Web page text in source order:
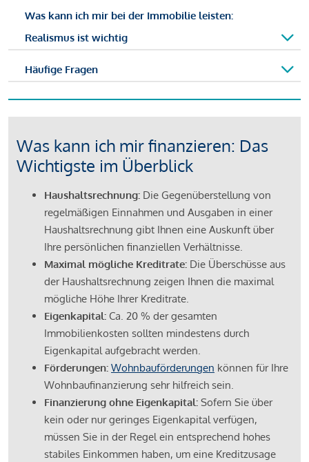
Was kann ich mir bei der Immobilie leisten:
Realismus ist wichtig
Häufige Fragen
Was kann ich mir finanzieren: Das
Wichtigste im Überblick
Haushaltsrechnung: Die Gegenüberstellung von
regelmäßigen Einnahmen und Ausgaben in einer
Haushaltsrechnung gibt Ihnen eine Auskunft über
Ihre persönlichen finanziellen Verhältnisse.
Maximal mögliche Kreditrate: Die Überschüsse aus
der Haushaltsrechnung zeigen Ihnen die maximal
mögliche Höhe Ihrer Kreditrate.
Eigenkapital: Ca. 20 % der gesamten
Immobilienkosten sollten mindestens durch
Eigenkapital aufgebracht werden.
Förderungen: Wohnbauförderungen können für Ihre
Wohnbaufinanzierung sehr hilfreich sein.
Finanzierung ohne Eigenkapital: Sofern Sie über
kein oder nur geringes Eigenkapital verfügen,
müssen Sie in der Regel ein entsprechend hohes
stabiles Einkommen haben, um eine Kreditzusage